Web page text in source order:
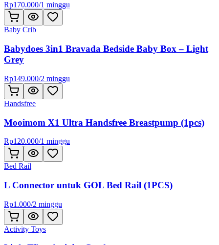
Rp170.000/1 minggu
Baby Crib
Babydoes 3in1 Bravada Bedside Baby Box – Light
Grey
Rp149.000/2 minggu
Handsfree
Mooimom X1 Ultra Handsfree Breastpump (1pcs)
Rp120.000/1 minggu
Bed Rail
L Connector untuk GOL Bed Rail (1PCS)
Rp1.000/2 minggu
Activity Toys